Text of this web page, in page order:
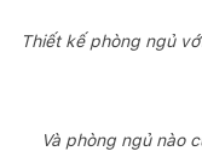
Thiết kế phòng ngủ
Và phòng ngủ nào